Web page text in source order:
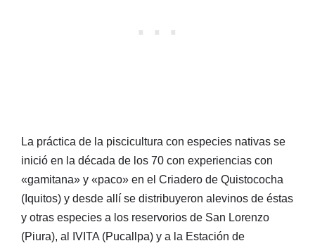
La práctica de la piscicultura con especies nativas se
inició en la década de los 70 con experiencias con
«gamitana» y «paco» en el Criadero de Quistococha
(Iquitos) y desde allí se distribuyeron alevinos de éstas
y otras especies a los reservorios de San Lorenzo
(Piura), al IVITA (Pucallpa) y a la Estación de